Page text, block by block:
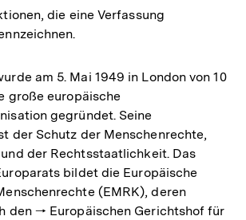
die eine Verfassung
am 5. Mai 1949 in London von 10
große europäische
gegründet. Seine
der Schutz der Menschenrechte,
der Rechtsstaatlichkeit. Das
bildet die Europäische
(EMRK), deren
den 🠒 Europäischen Gerichtshof für